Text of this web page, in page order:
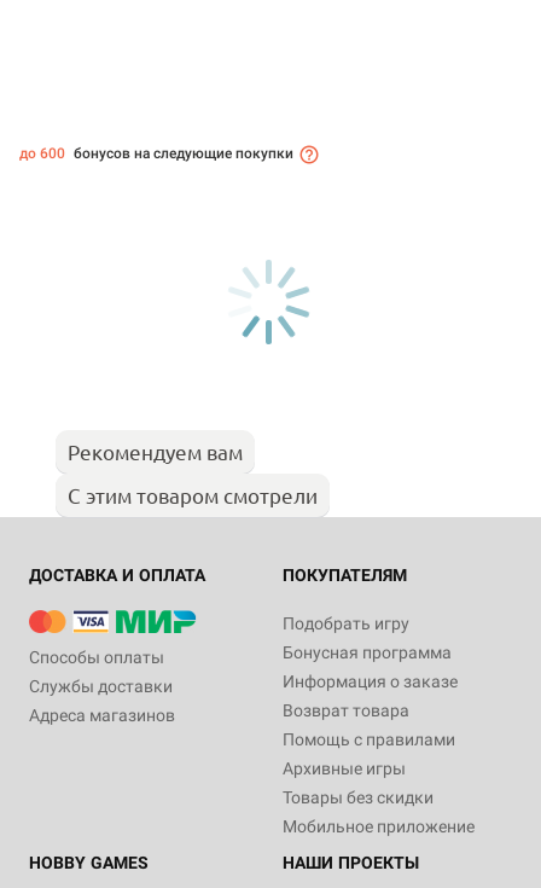
до 600 бонусов на следующие покупки
Рекомендуем вам
С этим товаром смотрели
ДОСТАВКА И ОПЛАТА
Способы оплаты
Службы доставки
Адреса магазинов
ПОКУПАТЕЛЯМ
Подобрать игру
Бонусная программа
Информация о заказе
Возврат товара
Помощь с правилами
Архивные игры
Товары без скидки
Мобильное приложение
HOBBY GAMES
НАШИ ПРОЕКТЫ